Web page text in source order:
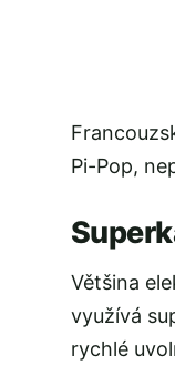
Pi-Pop,
Většina
využívá
rychlé